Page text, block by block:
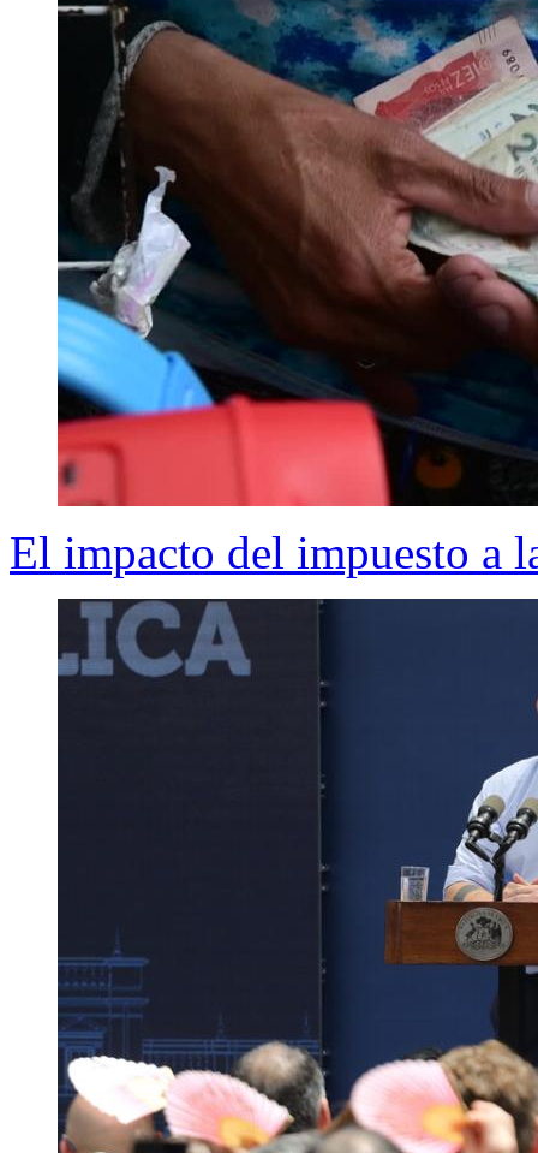
El impacto del impuesto a